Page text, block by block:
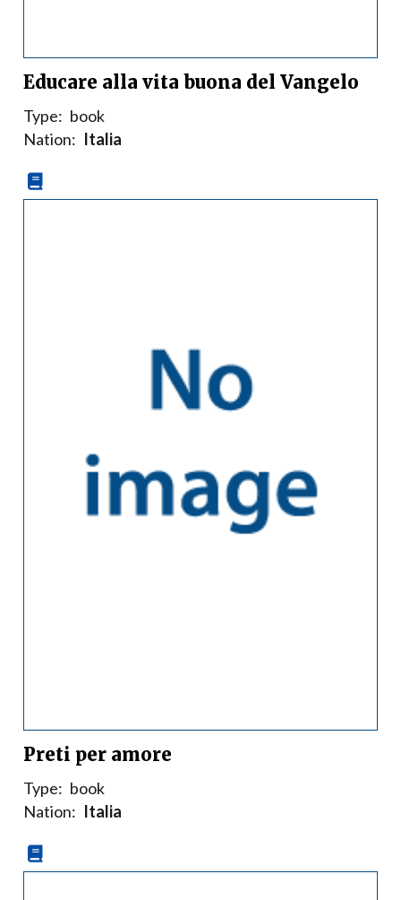
Educare alla vita buona del Vangelo
Type: book
Nation: Italia
Preti per amore
Type: book
Nation: Italia